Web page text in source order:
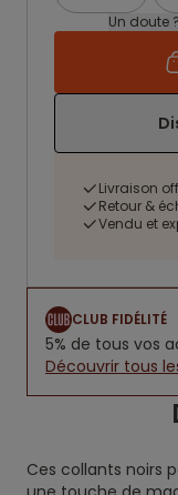
Un doute
Livraison
Retour &
Vendu et
CLUB FIDÉLITÉ
5% de tous vos
Découvrir tous
Ces collants noirs